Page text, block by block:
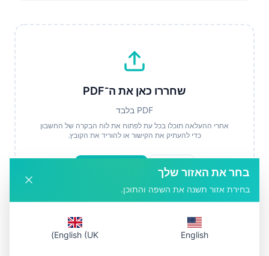
שחררו כאן את ה־PDF
PDF בלבד
אחרי ההעלאה תוכלו בכל עת לפתוח את לוח הבקרה של החשבון
כדי להעתיק את הקישור או להוריד את הקובץ.
בחר את האזור שלך
בחירת אזור תשנה את השפה והתוכן.
English
English (UK)